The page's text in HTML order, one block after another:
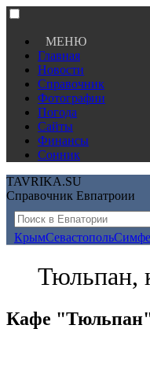
МЕНЮ
Главная
Новости
Справочник
Фотографии
Погода
Сайты
Финансы
Сонник
TAVRIKA.SU
Справочник Евпатроии
КрымСевастополь
Тюльпан,
Кафе